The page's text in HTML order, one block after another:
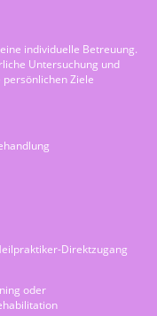
individuelle Betreuung.
Untersuchung und
Ziele
Direktzugang
oder